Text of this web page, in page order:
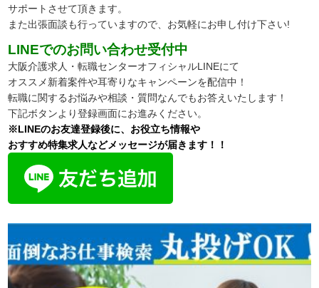
サポートさせて頂きます。
また出張面談も行っていますので、お気軽にお申し付け下さい!
LINEでのお問い合わせ受付中
大阪介護求人・転職センターオフィシャルLINEにて
オススメ新着案件や耳寄りなキャンペーンを配信中！
転職に関するお悩みや相談・質問なんでもお答えいたします！
下記ボタンより登録画面にお進みください。
※LINEのお友達登録後に、お役立ち情報や
おすすめ特集求人などメッセージが届きます！！